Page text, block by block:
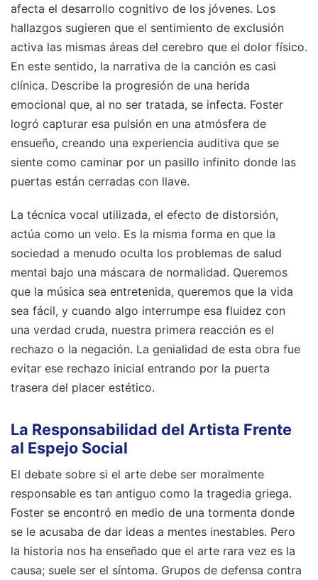
afecta el desarrollo cognitivo de los jóvenes. Los
hallazgos sugieren que el sentimiento de exclusión
activa las mismas áreas del cerebro que el dolor físico.
En este sentido, la narrativa de la canción es casi
clínica. Describe la progresión de una herida
emocional que, al no ser tratada, se infecta. Foster
logró capturar esa pulsión en una atmósfera de
ensueño, creando una experiencia auditiva que se
siente como caminar por un pasillo infinito donde las
puertas están cerradas con llave.
La técnica vocal utilizada, el efecto de distorsión,
actúa como un velo. Es la misma forma en que la
sociedad a menudo oculta los problemas de salud
mental bajo una máscara de normalidad. Queremos
que la música sea entretenida, queremos que la vida
sea fácil, y cuando algo interrumpe esa fluidez con
una verdad cruda, nuestra primera reacción es el
rechazo o la negación. La genialidad de esta obra fue
evitar ese rechazo inicial entrando por la puerta
trasera del placer estético.
La Responsabilidad del Artista Frente
al Espejo Social
El debate sobre si el arte debe ser moralmente
responsable es tan antiguo como la tragedia griega.
Foster se encontró en medio de una tormenta donde
se le acusaba de dar ideas a mentes inestables. Pero
la historia nos ha enseñado que el arte rara vez es la
causa; suele ser el síntoma. Grupos de defensa contra